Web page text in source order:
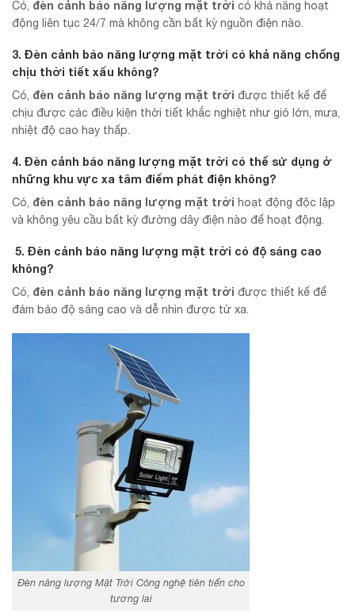
Có, đèn cảnh báo năng lượng mặt trời có khả năng hoạt
động liên tục 24/7 mà không cần bất kỳ nguồn điện nào.
3. Đèn cảnh báo năng lượng mặt trời có khả năng chống
chịu thời tiết xấu không?
Có, đèn cảnh báo năng lượng mặt trời được thiết kế để
chịu được các điều kiện thời tiết khắc nghiệt như gió lớn, mưa,
nhiệt độ cao hay thấp.
4. Đèn cảnh báo năng lượng mặt trời có thể sử dụng ở
những khu vực xa tâm điểm phát điện không?
Có, đèn cảnh báo năng lượng mặt trời hoạt động độc lập
và không yêu cầu bất kỳ đường dây điện nào để hoạt động.
5. Đèn cảnh báo năng lượng mặt trời có độ sáng cao
không?
Có, đèn cảnh báo năng lượng mặt trời được thiết kế để
đảm bảo độ sáng cao và dễ nhìn được từ xa.
Đèn năng lượng Mặt Trời Công nghệ tiên tiến cho
tương lai